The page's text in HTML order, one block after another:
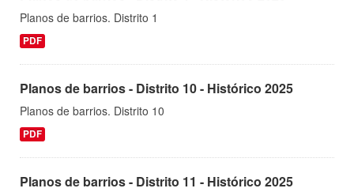
Planos de barrios. Distrito 1
PDF
Planos de barrios - Distrito 10 - Histórico 2025
Planos de barrios. Distrito 10
PDF
Planos de barrios - Distrito 11 - Histórico 2025